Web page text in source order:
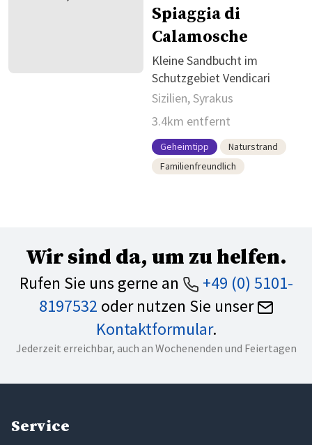
Spiaggia di
Calamosche
Kleine Sandbucht im
Schutzgebiet Vendicari
Sizilien, Syrakus
3.4km entfernt
Geheimtipp
Naturstrand
Familienfreundlich
Wir sind da, um zu helfen.
Rufen Sie uns gerne an
+49 (0) 5101-
8197532 oder nutzen Sie unser
Kontaktformular.
Jederzeit erreichbar, auch an Wochenenden und Feiertagen
Service